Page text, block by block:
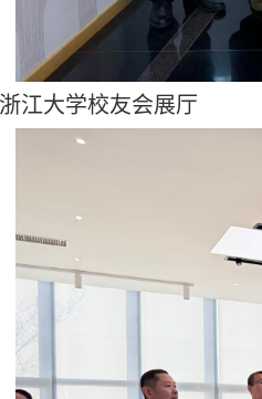
江大学校友会展厅